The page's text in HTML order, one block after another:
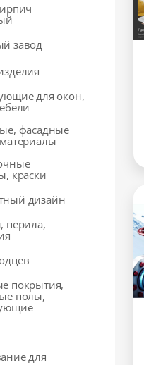
завод
для окон,
фасадные
краски
дизайн
перила,
покрытия,
полы,
для